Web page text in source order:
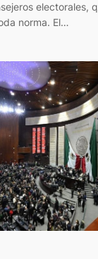
electorales,
norma. El…